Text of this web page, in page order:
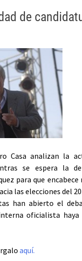
de
Casa analizan la
se espera la
para que encabece
las elecciones del
han abierto el
oficialista haya
aquí.